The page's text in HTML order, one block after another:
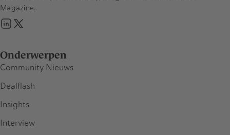
Onderwerpen
Community Nieuws
Dealflash
Insights
Interview
Magazine.